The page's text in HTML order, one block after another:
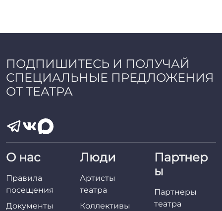
ПОДПИШИТЕСЬ И ПОЛУЧАЙ
СПЕЦИАЛЬНЫЕ ПРЕДЛОЖЕНИЯ
ОТ ТЕАТРА
О нас
Правила
посещения
Документы
Люди
Артисты
театра
Коллективы
Партнер
ы
Партнеры
театра